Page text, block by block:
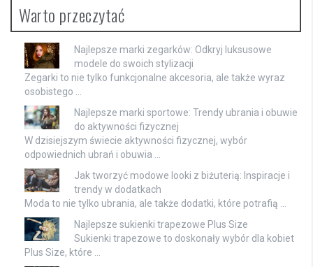
Warto przeczytać
Najlepsze marki zegarków: Odkryj luksusowe
modele do swoich stylizacji
Zegarki to nie tylko funkcjonalne akcesoria, ale także wyraz
osobistego …
Najlepsze marki sportowe: Trendy ubrania i obuwie
do aktywności fizycznej
W dzisiejszym świecie aktywności fizycznej, wybór
odpowiednich ubrań i obuwia …
Jak tworzyć modowe looki z biżuterią: Inspiracje i
trendy w dodatkach
Moda to nie tylko ubrania, ale także dodatki, które potrafią …
Najlepsze sukienki trapezowe Plus Size
Sukienki trapezowe to doskonały wybór dla kobiet
Plus Size, które …